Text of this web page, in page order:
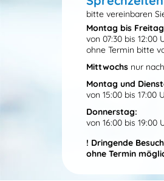
bitte vereinbaren
Montag bis
von 07:30 bis 12:00
ohne Termin bitte
Mittwochs nur
Montag und
von 15:00 bis 17:00
Donnerstag:
von 16:00 bis 19:00
! Dringende
ohne Termin